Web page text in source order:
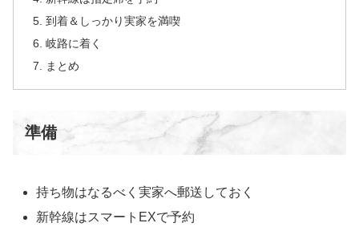
到着＆しっかり実家を満喫
岐路に着く
まとめ
準備
持ち物はなるべく実家へ郵送しておく
新幹線はスマートEXで予約